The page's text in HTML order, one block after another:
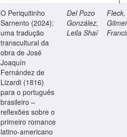
O Periquitinho
Sarnento (2024):
uma tradução
transcultural da
obra de José
Joaquín
Fernández de
Lizardi (1816)
para o português
brasileiro –
reflexões sobre o
primeiro romance
latino-americano
Del Pozo
González,
Leila Shaí
Fleck,
Gilmei